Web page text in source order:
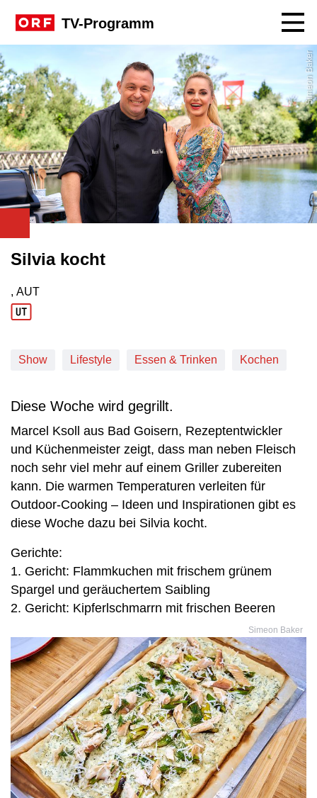
TV-Programm
Simeon Baker
Silvia kocht
Produktionsland: AUT
, AUT
Show Lifestyle Essen & Trinken Kochen
Diese Woche wird gegrillt.
Marcel Ksoll aus Bad Goisern, Rezeptentwickler
und Küchenmeister zeigt, dass man neben Fleisch
noch sehr viel mehr auf einem Griller zubereiten
kann. Die warmen Temperaturen verleiten für
Outdoor-Cooking – Ideen und Inspirationen gibt es
diese Woche dazu bei Silvia kocht.
Gerichte:
1. Gericht: Flammkuchen mit frischem grünem
Spargel und geräuchertem Saibling
2. Gericht: Kipferlschmarrn mit frischen Beeren
Simeon Baker